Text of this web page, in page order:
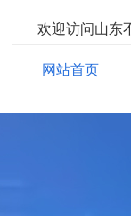
欢迎访问山东
网站首页